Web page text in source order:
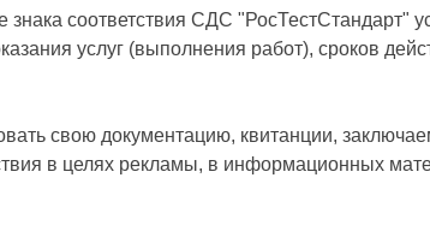
соответствия СДС "РосТестСтандарт"
услуг (выполнения работ), сроков
свою документацию, квитанции,
в целях рекламы, в информационных